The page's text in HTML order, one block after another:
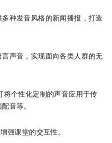
种发音风格的新闻播报，打造
声音，实现面向各类人群的无
将个性化定制的声音应用于传
音等。
强课堂的交互性。